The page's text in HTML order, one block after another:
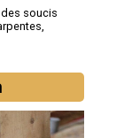
soucis